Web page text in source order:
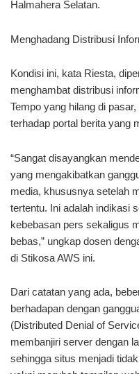
Halmahera Selatan.
Menghadang Distribusi
Kondisi ini, kata Riesta,
menghambat distribusi
Tempo yang hilang di
terhadap portal berita yang
“Sangat disayangkan
yang mengakibatkan
media, khususnya setelah
tertentu. Ini adalah indikasi
kebebasan pers sekaligus
bebas,” ungkap dosen
di Stikosa AWS ini.
Dari catatan yang ada,
berhadapan dengan
(Distributed Denial of
membanjiri server dengan
sehingga situs menjadi